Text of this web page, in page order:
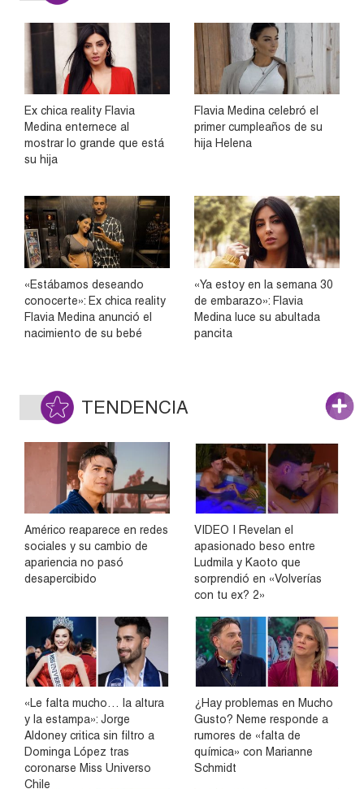
Ex chica reality Flavia
Medina enternece al
mostrar lo grande que está
su hija
Flavia Medina celebró el
primer cumpleaños de su
hija Helena
«Estábamos deseando
conocerte»: Ex chica reality
Flavia Medina anunció el
nacimiento de su bebé
«Ya estoy en la semana 30
de embarazo»: Flavia
Medina luce su abultada
pancita
TENDENCIA
Américo reaparece en redes
sociales y su cambio de
apariencia no pasó
desapercibido
VIDEO | Revelan el
apasionado beso entre
Ludmila y Kaoto que
sorprendió en «Volverías
con tu ex? 2»
«Le falta mucho… la altura
y la estampa»: Jorge
Aldoney critica sin filtro a
Dominga López tras
coronarse Miss Universo
Chile
¿Hay problemas en Mucho
Gusto? Neme responde a
rumores de «falta de
química» con Marianne
Schmidt